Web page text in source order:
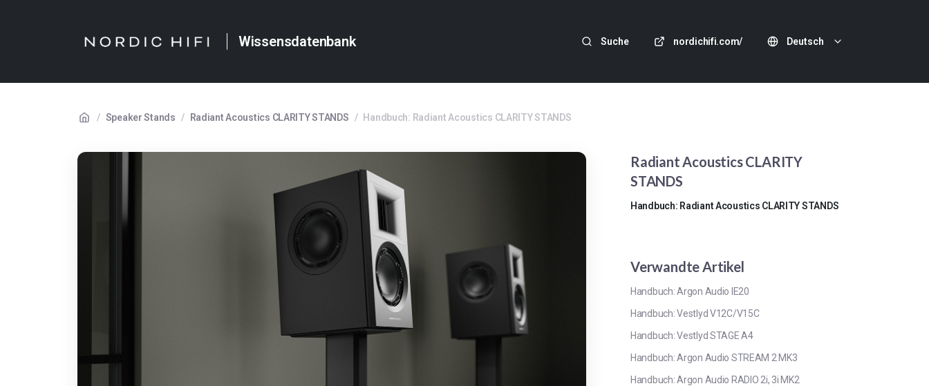
Wissensdatenbank Suche nordichifi.com/ Deutsch
/ Speaker Stands / Radiant Acoustics CLARITY STANDS / Handbuch: Radiant Acoustics CLARITY STANDS
Radiant Acoustics CLARITY
STANDS
Handbuch: Radiant Acoustics CLARITY STANDS
Verwandte Artikel
Handbuch: Argon Audio IE20
Handbuch: Vestlyd V12C/V15C
Handbuch: Vestlyd STAGE A4
Handbuch: Argon Audio STREAM 2 MK3
Handbuch: Argon Audio RADIO 2i, 3i MK2